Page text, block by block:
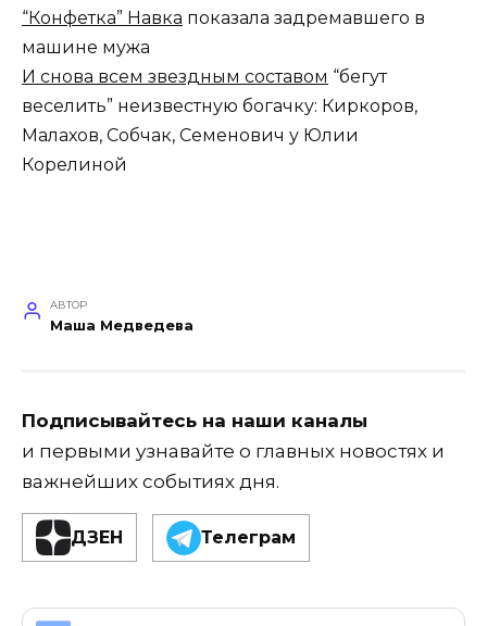
“Конфетка” Навка показала задремавшего в
машине мужа
И снова всем звездным составом “бегут
веселить” неизвестную богачку: Киркоров,
Малахов, Собчак, Семенович у Юлии
Корелиной
АВТОР
Маша Медведева
Подписывайтесь на наши каналы
и первыми узнавайте о главных новостях и
важнейших событиях дня.
ДЗЕН Телеграм